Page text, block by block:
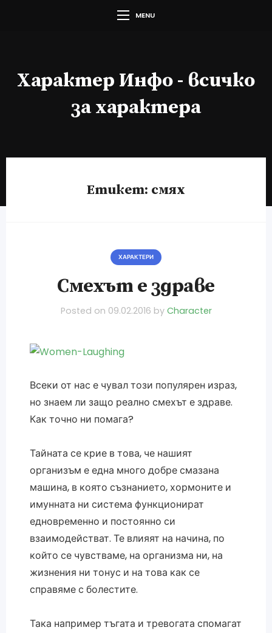
MENU
Характер Инфо - всичко
за характера
Етикет: смях
ХАРАКТЕРИ
Смехът е здраве
Posted on 09.02.2016 by Character
Всеки от нас е чувал този популярен израз,
но знаем ли защо реално смехът е здраве.
Как точно ни помага?
Тайната се крие в това, че нашият
организъм е една много добре смазана
машина, в която съзнанието, хормоните и
имунната ни система функционират
едновременно и постоянно си
взаимодействат. Те влияят на начина, по
който се чувстваме, на организма ни, на
жизнения ни тонус и на това как се
справяме с болестите.
Така например тъгата и тревогата спомагат